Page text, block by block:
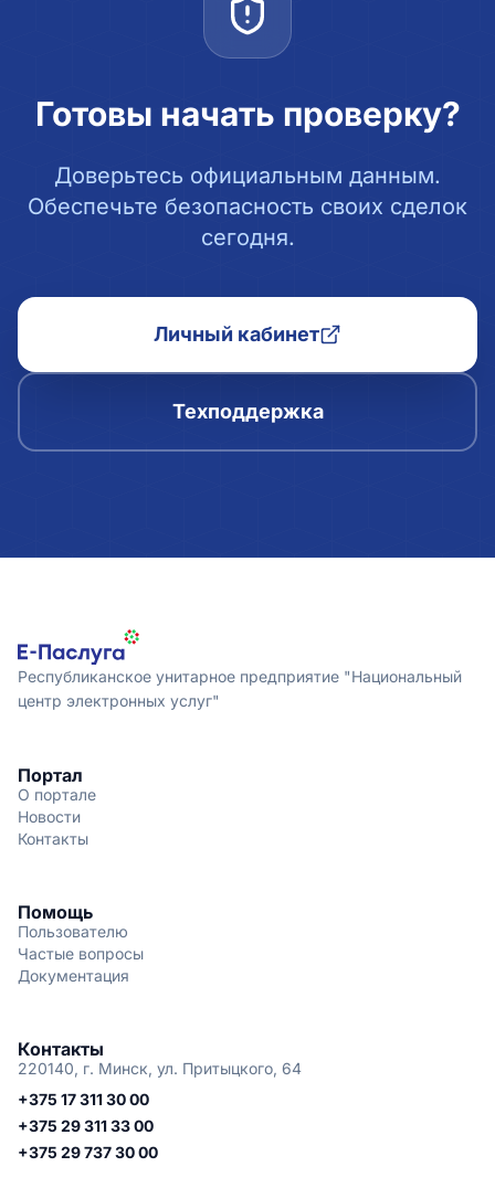
Готовы начать проверку?
Доверьтесь официальным данным.
Обеспечьте безопасность своих сделок
сегодня.
Личный кабинет
Техподдержка
Республиканское унитарное предприятие "Национальный
центр электронных услуг"
Портал
О портале
Новости
Контакты
Помощь
Пользователю
Частые вопросы
Документация
Контакты
220140, г. Минск, ул. Притыцкого, 64
+375 17 311 30 00
+375 29 311 33 00
+375 29 737 30 00